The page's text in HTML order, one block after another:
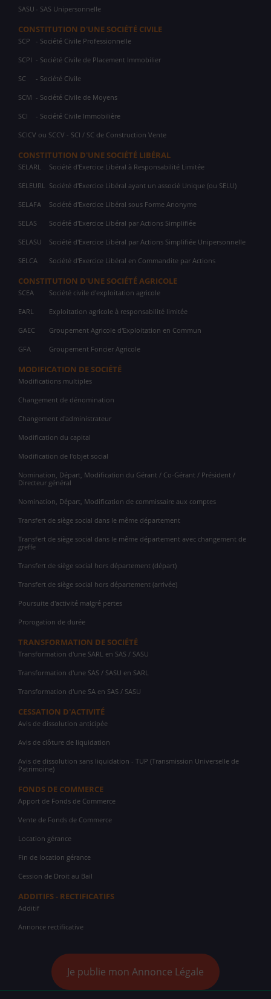
SASU - SAS Unipersonnelle
CONSTITUTION D'UNE SOCIÉTÉ CIVILE
SCP - Société Civile Professionnelle
SCPI - Société Civile de Placement Immobilier
SC - Société Civile
SCM - Société Civile de Moyens
SCI - Société Civile Immobilière
SCICV ou SCCV - SCI / SC de Construction Vente
CONSTITUTION D'UNE SOCIÉTÉ LIBÉRAL
SELARL Société d'Exercice Libéral à Responsabilité Limitée
SELEURL Société d'Exercice Libéral ayant un associé Unique (ou SELU)
SELAFA Société d'Exercice Libéral sous Forme Anonyme
SELAS Société d'Exercice Libéral par Actions Simplifiée
SELASU Société d'Exercice Libéral par Actions Simplifiée Unipersonnelle
SELCA Société d'Exercice Libéral en Commandite par Actions
CONSTITUTION D'UNE SOCIÉTÉ AGRICOLE
SCEA Société civile d'exploitation agricole
EARL Exploitation agricole à responsabilité limitée
GAEC Groupement Agricole d'Exploitation en Commun
GFA Groupement Foncier Agricole
MODIFICATION DE SOCIÉTÉ
Modifications multiples
Changement de dénomination
Changement d'administrateur
Modification du capital
Modification de l'objet social
Nomination, Départ, Modification du Gérant / Co-Gérant / Président /
Directeur général
Nomination, Départ, Modification de commissaire aux comptes
Transfert de siège social dans le même département
Transfert de siège social dans le même département avec changement de
greffe
Transfert de siège social hors département (départ)
Transfert de siège social hors département (arrivée)
Poursuite d'activité malgré pertes
Prorogation de durée
TRANSFORMATION DE SOCIÉTÉ
Transformation d'une SARL en SAS / SASU
Transformation d'une SAS / SASU en SARL
Transformation d'une SA en SAS / SASU
CESSATION D'ACTIVITÉ
Avis de dissolution anticipée
Avis de clôture de liquidation
Avis de dissolution sans liquidation - TUP (Transmission Universelle de
Patrimoine)
FONDS DE COMMERCE
Apport de Fonds de Commerce
Vente de Fonds de Commerce
Location gérance
Fin de location gérance
Cession de Droit au Bail
ADDITIFS - RECTIFICATIFS
Additif
Annonce rectificative
Je publie mon Annonce Légale